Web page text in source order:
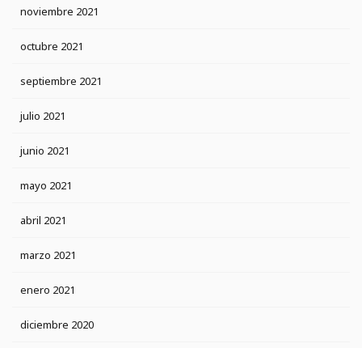
noviembre 2021
octubre 2021
septiembre 2021
julio 2021
junio 2021
mayo 2021
abril 2021
marzo 2021
enero 2021
diciembre 2020